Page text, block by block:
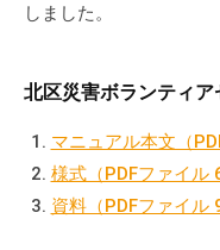
しました。
北区災害ボランティ
マニュアル本文（
様式（PDFファイル
資料（PDFファイル